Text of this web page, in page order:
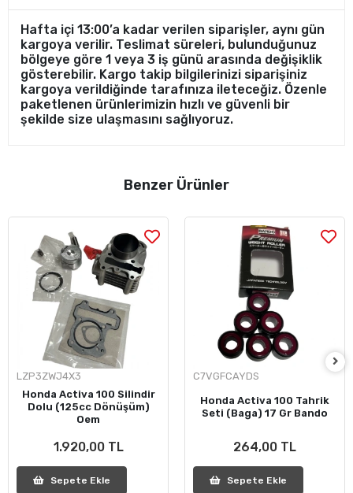
Hafta içi 13:00’a kadar verilen siparişler, aynı gün
kargoya verilir. Teslimat süreleri, bulunduğunuz
bölgeye göre 1 veya 3 iş günü arasında değişiklik
gösterebilir. Kargo takip bilgilerinizi siparişiniz
kargoya verildiğinde tarafınıza ileteceğiz. Özenle
paketlenen ürünlerimizin hızlı ve güvenli bir
şekilde size ulaşmasını sağlıyoruz.
Benzer Ürünler
LZP3ZWJ4X3
Honda Activa 100 Silindir
Dolu (125cc Dönüşüm)
Oem
1.920,00 TL
Sepete Ekle
C7VGFCAYDS
Honda Activa 100 Tahrik
Seti (Baga) 17 Gr Bando
264,00 TL
Sepete Ekle